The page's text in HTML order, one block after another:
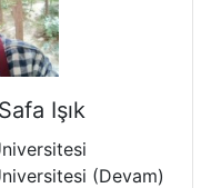
Işık
(Devam)